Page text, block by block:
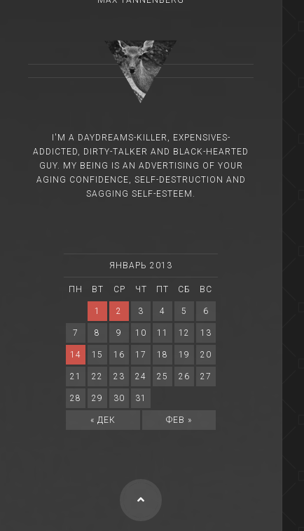
I'M A DAYDREAMS-KILLER, EXPENSIVES-
ADDICTED, DIRTY-TALKER AND BLACK-HEARTED
GUY. MY BEING IS AN ADVERTISING OF YOUR
AGING CONFIDENCE, SELF-DESTRUCTION AND
SAGGING SELF-ESTEEM.
ЯНВАРЬ 2013
ПН ВТ СР ЧТ ПТ СБ ВС
1 2 3 4 5 6
7 8 9 10 11 12 13
14 15 16 17 18 19 20
21 22 23 24 25 26 27
28 29 30 31
« ДЕК ФЕВ »